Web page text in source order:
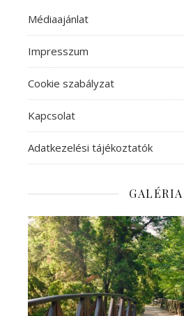
Médiaajánlat
Impresszum
Cookie szabályzat
Kapcsolat
Adatkezelési tájékoztatók
GALÉRIA